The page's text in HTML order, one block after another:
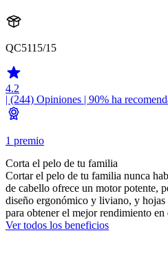
QC5115/15
4.2
| (244) Opiniones | 90% ha
1 premio
Corta el pelo de tu familia
Cortar el pelo de tu familia nunca
de cabello ofrece un motor potente,
diseño ergonómico y liviano, y hojas
para obtener el mejor rendimiento
Ver todos los beneficios